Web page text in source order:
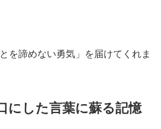
を諦めない勇気」を届けてくれま
にした言葉に蘇る記憶